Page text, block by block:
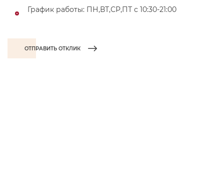
График работы: ПН,ВТ,СР,ПТ с 10:30-21:00
ОТПРАВИТЬ ОТКЛИК